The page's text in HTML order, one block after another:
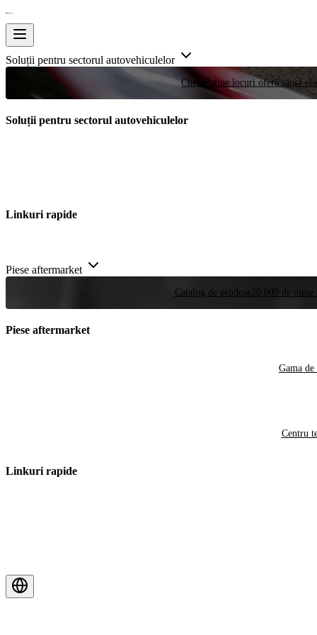
Soluții pentru sectorul autovehiculelor
Curse Puține locuri oferă șansa
Soluții pentru sectorul autovehiculelor
Linkuri rapide
Piese aftermarket
Catalog de produse 20.000 de
Piese aftermarket
Gama de
Centru
Linkuri rapide